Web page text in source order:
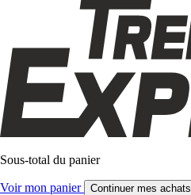
Sous-total du panier
Voir mon panier Continuer mes achats